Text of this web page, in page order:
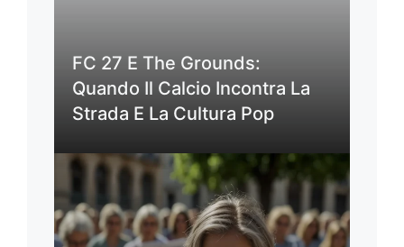
FC 27 E The Grounds:
Quando Il Calcio Incontra La
Strada E La Cultura Pop